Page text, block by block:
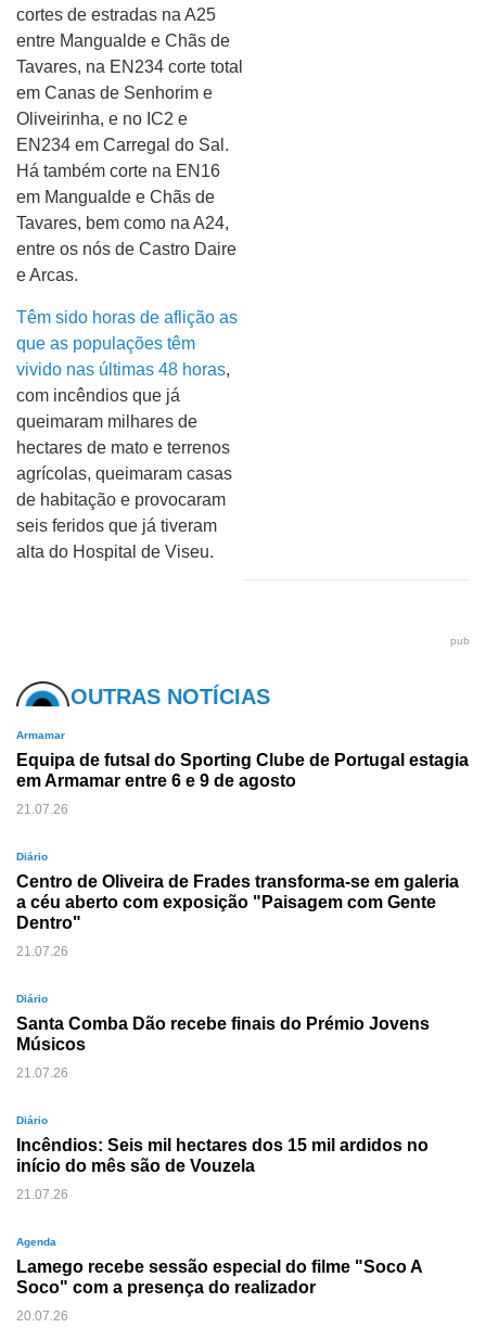
cortes de estradas na A25
entre Mangualde e Chãs de
Tavares, na EN234 corte total
em Canas de Senhorim e
Oliveirinha, e no IC2 e
EN234 em Carregal do Sal.
Há também corte na EN16
em Mangualde e Chãs de
Tavares, bem como na A24,
entre os nós de Castro Daire
e Arcas.
Têm sido horas de aflição as
que as populações têm
vivido nas últimas 48 horas,
com incêndios que já
queimaram milhares de
hectares de mato e terrenos
agrícolas, queimaram casas
de habitação e provocaram
seis feridos que já tiveram
alta do Hospital de Viseu.
pub
OUTRAS NOTÍCIAS
Armamar
Equipa de futsal do Sporting Clube de Portugal estagia
em Armamar entre 6 e 9 de agosto
21.07.26
Diário
Centro de Oliveira de Frades transforma-se em galeria
a céu aberto com exposição "Paisagem com Gente
Dentro"
21.07.26
Diário
Santa Comba Dão recebe finais do Prémio Jovens
Músicos
21.07.26
Diário
Incêndios: Seis mil hectares dos 15 mil ardidos no
início do mês são de Vouzela
21.07.26
Agenda
Lamego recebe sessão especial do filme "Soco A
Soco" com a presença do realizador
20.07.26